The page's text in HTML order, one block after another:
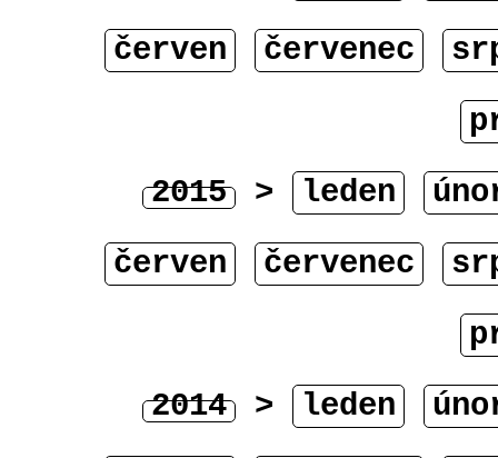
červen
červenec
2015 > leden
červen
červenec
2014 > leden